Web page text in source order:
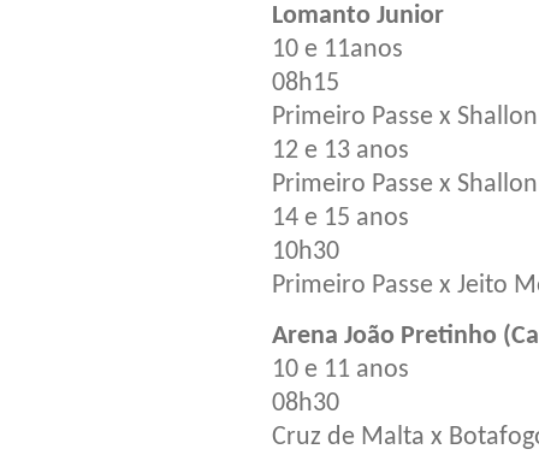
Lomanto Junior
10 e 11anos
08h15
Primeiro Passe x Shallon
12 e 13 anos
Primeiro Passe x Shallon
14 e 15 anos
10h30
Primeiro Passe x Jeito
Arena João Pretinho
10 e 11 anos
08h30
Cruz de Malta x